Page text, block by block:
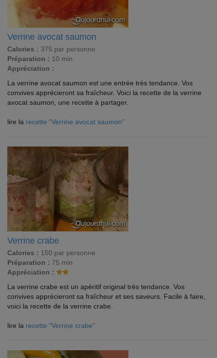
Verrine avocat saumon
Calories : 375 par personne
Préparation : 10 min
Appréciation :
La verrine avocat saumon est une entrée très tendance. Vos
convives apprécieront sa fraîcheur. Voici la recette de la verrine
avocat saumon, une recette à partager.
lire la recette "Verrine avocat saumon"
Verrine crabe
Calories : 150 par personne
Préparation : 75 min
Appréciation :
La verrine crabe est un apéritif original très tendance. Vos
convives apprécieront sa fraîcheur et ses saveurs. Facile à faire,
voici la recette de la verrine crabe.
lire la recette "Verrine crabe"